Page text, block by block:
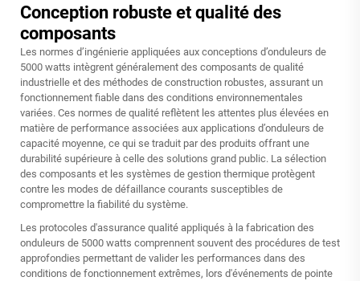
Conception robuste et qualité des
composants
Les normes d’ingénierie appliquées aux conceptions d’onduleurs de
5000 watts intègrent généralement des composants de qualité
industrielle et des méthodes de construction robustes, assurant un
fonctionnement fiable dans des conditions environnementales
variées. Ces normes de qualité reflètent les attentes plus élevées en
matière de performance associées aux applications d’onduleurs de
capacité moyenne, ce qui se traduit par des produits offrant une
durabilité supérieure à celle des solutions grand public. La sélection
des composants et les systèmes de gestion thermique protègent
contre les modes de défaillance courants susceptibles de
compromettre la fiabilité du système.
Les protocoles d'assurance qualité appliqués à la fabrication des
onduleurs de 5000 watts comprennent souvent des procédures de test
approfondies permettant de valider les performances dans des
conditions de fonctionnement extrêmes, lors d'événements de pointe